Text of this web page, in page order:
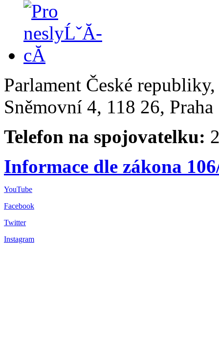
Parlament České
Sněmovní 4, 118 26,
Telefon na spojovatelku:
Informace dle zákona
YouTube
Facebook
Twitter
Instagram